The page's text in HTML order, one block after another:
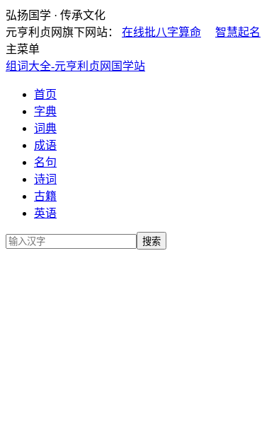
弘扬国学 · 传承文化
元亨利贞网旗下网站： 在线批八字算命 智慧起名
主菜单
组词大全-元亨利贞网国学站
首页
字典
词典
成语
名句
诗词
古籍
英语